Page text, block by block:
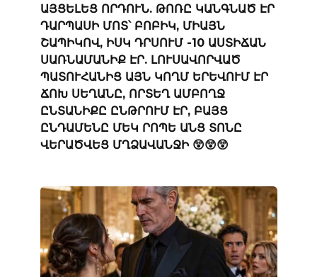
ԱՅՑԵԼԵՑ ՈՐԴՈՒՆ. ԹՈՌԸ ԿԱՆԳՆԱԾ ԷՐ
ԴԱՐՊԱՍԻ ՄՈՏ՝ ԲՈԲԻԿ, ՄԻԱՅՆ
ՇԱՊԻԿՈՎ, ԻՍԿ ԴՐՍՈՒՄ -10 ԱՍՏԻՃԱՆ
ՍԱՌՆԱՄԱՆԻՔ ԷՐ. ԼՈՒՍԱՎՈՐՎԱԾ
ՊԱՏՈՒՀԱՆԻՑ ԱՅՆ ԿՈՂՄ ԵՐԵՎՈՒՄ ԷՐ
ՃՈԽ ՍԵՂԱՆԸ, ՈՐՏԵՂ ԱՄԲՈՂՋ
ԸՆՏԱՆԻՔԸ ԸՆԹՐՈՒՄ ԷՐ, ԲԱՅՑ
ԸՆԴԱՄԵՆԸ ՄԵԿ ՐՈՊԵ ԱՆՑ ՏՈՆԸ
ՎԵՐԱԾՎԵՑ ՄՂՁԱՎԱՆՋԻ 😲😲😲